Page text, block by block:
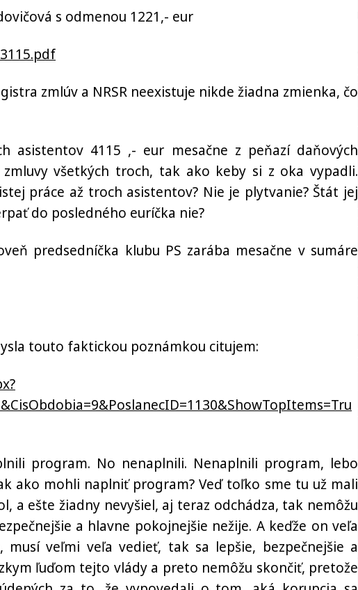
s odmenou 1221,- eur
zmlúv a NRSR neexistuje nikde žiadna zmienka, čo
asistentov 4115 ,- eur mesačne z peňazí daňových
všetkých troch, tak ako keby si z oka vypadli.
práce až troch asistentov? Nie je plytvanie? Štát jej
do posledného euríčka nie?
predsedníčka klubu PS zarába mesačne v sumáre
touto faktickou poznámkou citujem:
program. No nenaplnili. Nenaplnili program, lebo
ako mohli naplniť program? Veď toľko sme tu už mali
a ešte žiadny nevyšiel, aj teraz odchádza, tak nemôžu
a hlavne pokojnejšie nežije. A keďže on veľa
veľmi veľa vedieť, tak sa lepšie, bezpečnejšie a
ľuďom tejto vlády a preto nemôžu skončiť, pretože